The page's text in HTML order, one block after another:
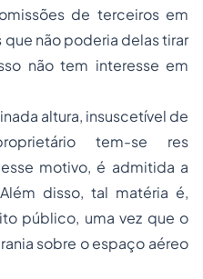
de terceiros em
não poderia delas tirar
não tem interesse em
altura, insuscetível de
tem-se res
motivo, é admitida a
disso, tal matéria é,
público, uma vez que o
sobre o espaço aéreo